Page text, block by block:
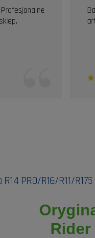
R14 PRO/R16/R11/
Rider